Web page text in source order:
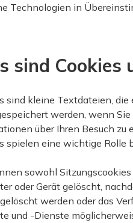
Technologien in
sind Cookies
sind kleine Textdateien,
werden, wenn
über Ihren Besuch zu
spielen eine wichtige Rolle
sowohl
oder Gerät gelöscht,
werden oder das
und -Dienste